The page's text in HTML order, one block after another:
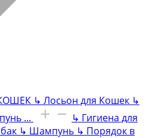
↳ Лосьон для Кошек ↳
... ↳ Гигиена для
↳ Шампунь ↳ Порядок в